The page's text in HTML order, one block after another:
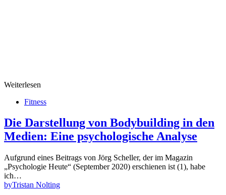
Weiterlesen
Fitness
Die Darstellung von Bodybuilding in den
Medien: Eine psychologische Analyse
Aufgrund eines Beitrags von Jörg Scheller, der im Magazin
„Psychologie Heute“ (September 2020) erschienen ist (1), habe
ich…
byTristan Nolting